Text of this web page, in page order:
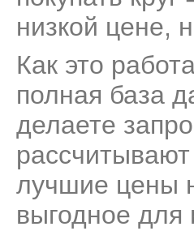
низкой цене,
Как это
полная база
делаете
лучшие цены
выгодное для